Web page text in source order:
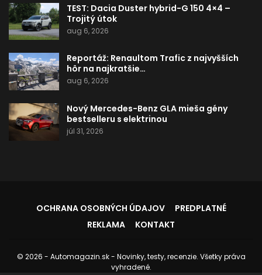
TEST: Dacia Duster hybrid-G 150 4×4 –
Trojitý útok
aug 6, 2026
Reportáž: Renaultom Trafic z najvyšších
hôr na najkratšie…
aug 6, 2026
Nový Mercedes-Benz GLA mieša gény
bestselleru s elektrinou
júl 31, 2026
OCHRANA OSOBNÝCH ÚDAJOV
PREDPLATNÉ
REKLAMA
KONTAKT
© 2026 - Automagazin.sk - Novinky, testy, recenzie. Všetky práva
vyhradené.